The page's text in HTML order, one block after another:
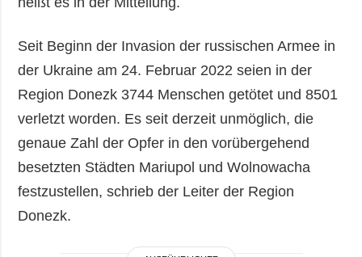
Seit Beginn der Invasion der russischen Armee in
der Ukraine am 24. Februar 2022 seien in der
Region Donezk 3744 Menschen getötet und 8501
verletzt worden. Es seit derzeit unmöglich, die
genaue Zahl der Opfer in den vorübergehend
besetzten Städten Mariupol und Wolnowacha
festzustellen, schrieb der Leiter der Region
Donezk.